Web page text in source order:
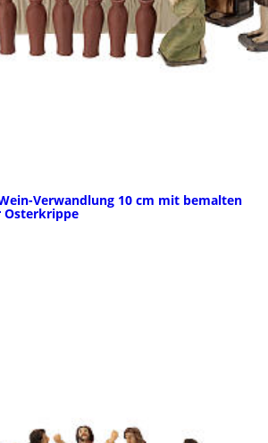
Verwandlung 10 cm mit bemalten
Osterkrippe